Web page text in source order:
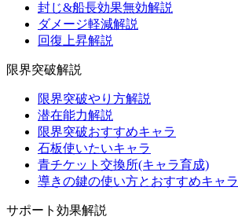
封じ&船長効果無効解説
ダメージ軽減解説
回復上昇解説
限界突破解説
限界突破やり方解説
潜在能力解説
限界突破おすすめキャラ
石板使いたいキャラ
青チケット交換所(キャラ育成)
導きの鍵の使い方とおすすめキャラ
サポート効果解説